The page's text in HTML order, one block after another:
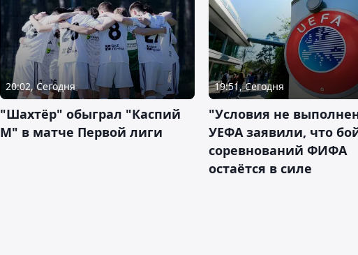
20:02, Сегодня
"Шахтёр" обыграл "Каспий
М" в матче Первой лиги
19:51, Сегодня
"Условия не
УЕФА заявили, что
соревнований ФИФА
остаётся в силе